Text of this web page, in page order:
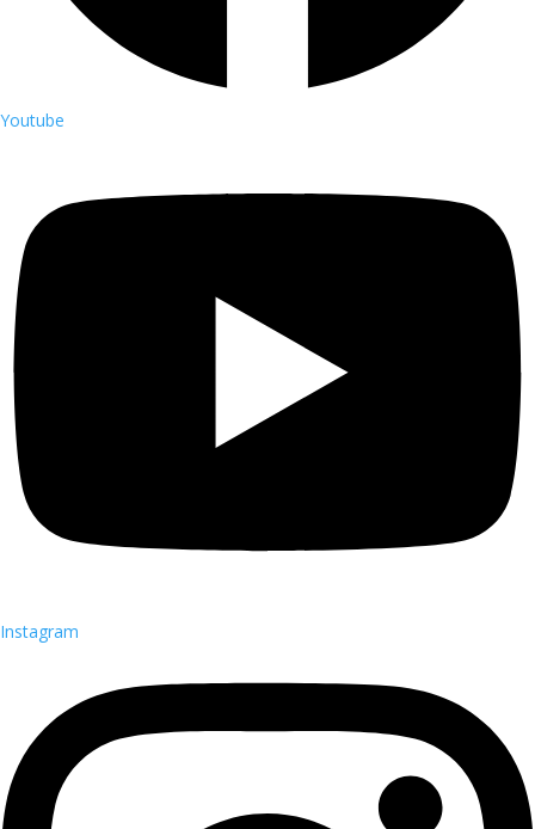
Youtube
Instagram